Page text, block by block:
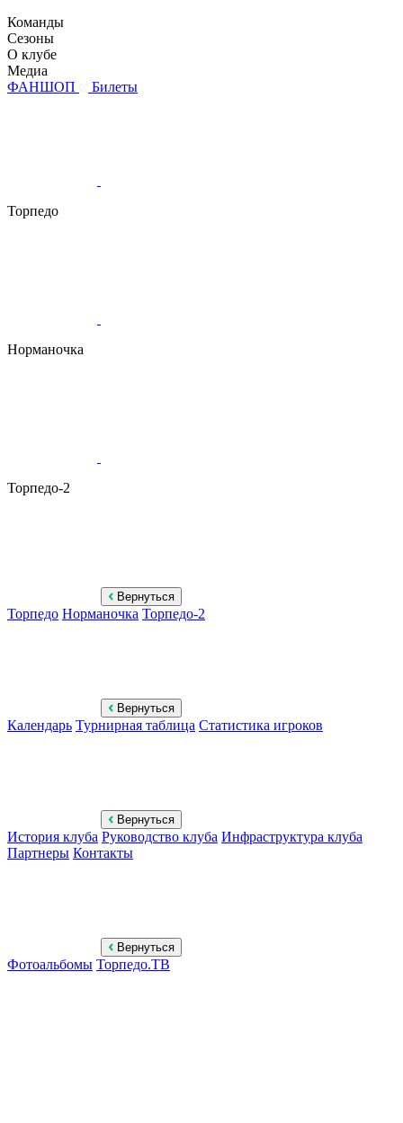
Команды
Сезоны
О клубе
Медиа
ФАНШОП
Билеты
Торпедо
Норманочка
Торпедо-2
Вернуться
Торпедо Норманочка Торпедо-2
Вернуться
Календарь Турнирная таблица Статистика игроков
Вернуться
История клуба Руководство клуба Инфраструктура клуба
Партнеры Контакты
Вернуться
Фотоальбомы Торпедо.ТВ